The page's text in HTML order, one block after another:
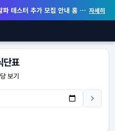
파 테스터 추가 모집 안내 홈 화면 위젯 등 지원 자세히
단표
보기